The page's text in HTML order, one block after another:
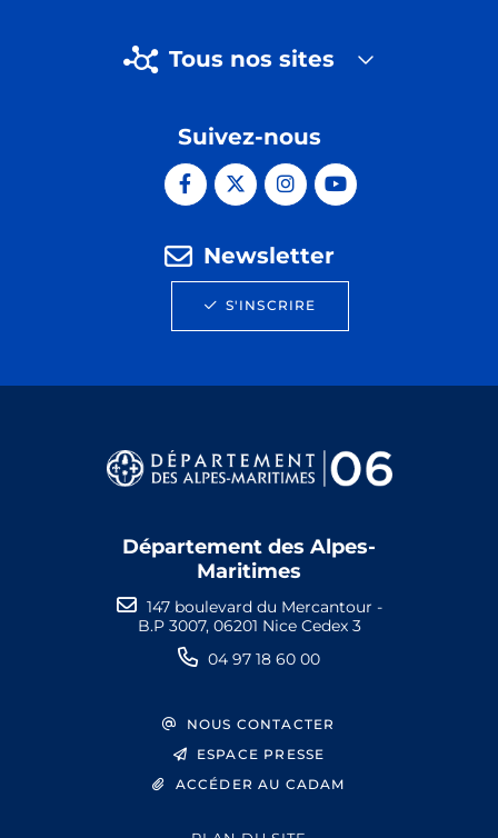
Tous nos sites
Suivez-nous
Newsletter
S'INSCRIRE
Département des Alpes-
Maritimes
147 boulevard du Mercantour -
B.P 3007, 06201 Nice Cedex 3
04 97 18 60 00
NOUS CONTACTER
ESPACE PRESSE
ACCÉDER AU CADAM